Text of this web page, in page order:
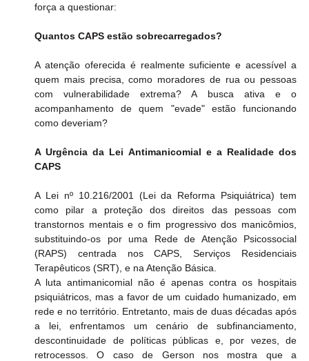
força a questionar:
Quantos CAPS estão sobrecarregados?
​A atenção oferecida é realmente suficiente e acessível a
quem mais precisa, como moradores de rua ou pessoas
com vulnerabilidade extrema? A busca ativa e o
acompanhamento de quem "evade" estão funcionando
como deveriam?
A Urgência da Lei Antimanicomial e a Realidade dos
CAPS
​A Lei nº 10.216/2001 (Lei da Reforma Psiquiátrica) tem
como pilar a proteção dos direitos das pessoas com
transtornos mentais e o fim progressivo dos manicômios,
substituindo-os por uma Rede de Atenção Psicossocial
(RAPS) centrada nos CAPS, Serviços Residenciais
Terapêuticos (SRT), e na Atenção Básica.
​A luta antimanicomial não é apenas contra os hospitais
psiquiátricos, mas a favor de um cuidado humanizado, em
rede e no território. Entretanto, mais de duas décadas após
a lei, enfrentamos um cenário de subfinanciamento,
descontinuidade de políticas públicas e, por vezes, de
retrocessos. O caso de Gerson nos mostra que a